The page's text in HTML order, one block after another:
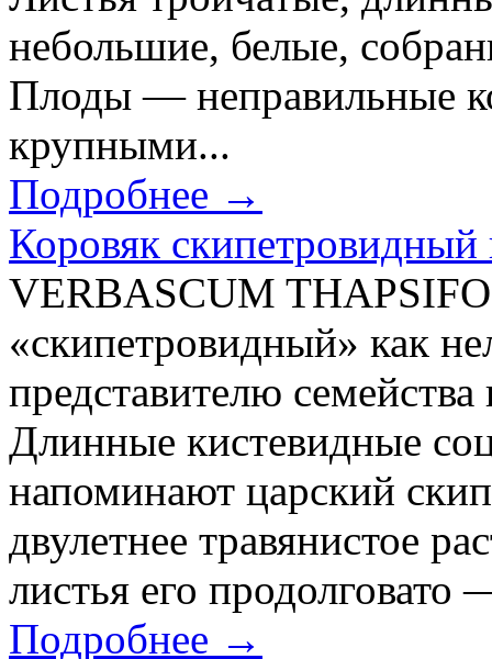
небольшие, белые,
Плоды — неправильные
крупными...
Подробнее →
Коровяк
VERBASCUM
«скипетровидный» как
представителю
Длинные кистевидные
напоминают царский
двулетнее травянистое
листья его продолговато
Подробнее →